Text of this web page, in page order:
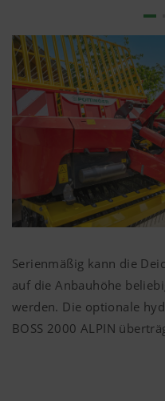
unserer Website
Analyse-
welche anonym
Inhalte unserer
häufig diese
Google
Serienmäßig kann die
auf die Anbauhöhe
werden. Die optionale
BOSS 2000 ALPIN